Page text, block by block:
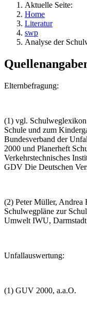
Aktuelle Seite:
Home
Literatur
swp
Analyse der
Elternbefragung:
(1) vgl.
Schule und zum
Bundesverband der
2000 und Planerheft
Verkehrstechnisches
GDV Die Deutschen
(2) Peter Müller, Andrea
Schulwegpläne zur
Umwelt IWU,
Unfallauswertung:
(1) GUV 2000, a.a.O.